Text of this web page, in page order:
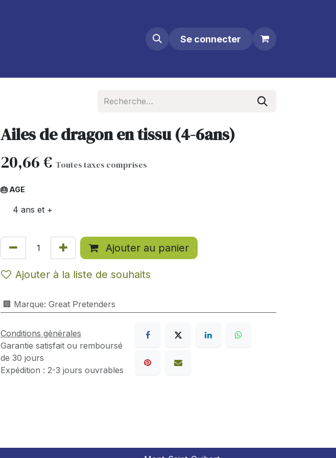
Se connecter
Ailes de dragon en tissu (4-6ans)
20,66€ Toutes taxes comprises
🎂 AGE
4 ans et +
Ajouter au panier
Ajouter à la liste de souhaits
🏢 Marque: Great Pretenders
Conditions générales
Garantie satisfait ou remboursé
de 30 jours
Expédition : 2-3 jours ouvrables